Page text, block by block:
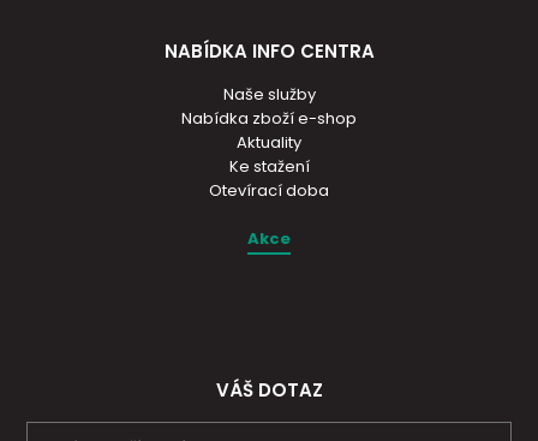
NABÍDKA INFO CENTRA
Naše služby
Nabídka zboží e-shop
Aktuality
Ke stažení
Otevírací doba
Akce
VÁŠ DOTAZ